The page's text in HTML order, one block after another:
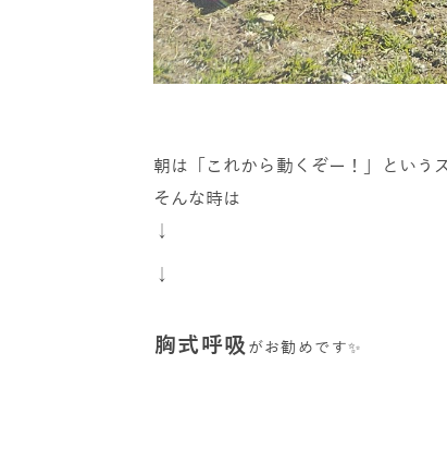
朝は「これから動くぞー！」という
そんな時は
↓
↓
︎胸式呼吸 がお勧めです✨